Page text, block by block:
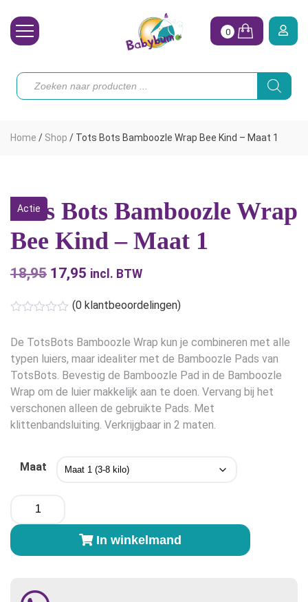
Toebehoren
Onze merken
Hoe begin ik?
0
Producten
zoeken
Home / Shop / Tots Bots Bamboozle Wrap Bee Kind – Maat 1
Actie
Tots Bots Bamboozle Wrap
Bee Kind – Maat 1
18,95 Oorspronkelijke
was:
€18,95.
17,95 Huidige
€17,95.
incl. BTW
(0 klantbeoordelingen)
De TotsBots Bamboozle Wrap kun je combineren met alle
typen luiers, maar idealiter met de Bamboozle Pads van
TotsBots. Bevestig de Bamboozle Pad in de Bamboozle
Wrap om de luier makkelijk aan te doen. Vervang bij het
verschonen alleen de gebruikte Pads. Met
klittenbandsluiting. Verkrijgbaar in 2 maten.
Maat
Bamboozle
Wrap
In winkelmand